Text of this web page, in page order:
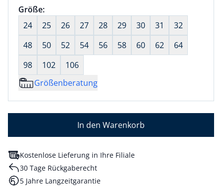
Größenauswahl:
Größe:nichts ausgewählt
24
25 26 27 28 29 30 31
32
48
50 52 54 56 58 60 62
64
98
102
106
Größenberatung
In den Warenkorb
Kostenlose Lieferung in Ihre Filiale
30 Tage Rückgaberecht
5 Jahre Langzeitgarantie